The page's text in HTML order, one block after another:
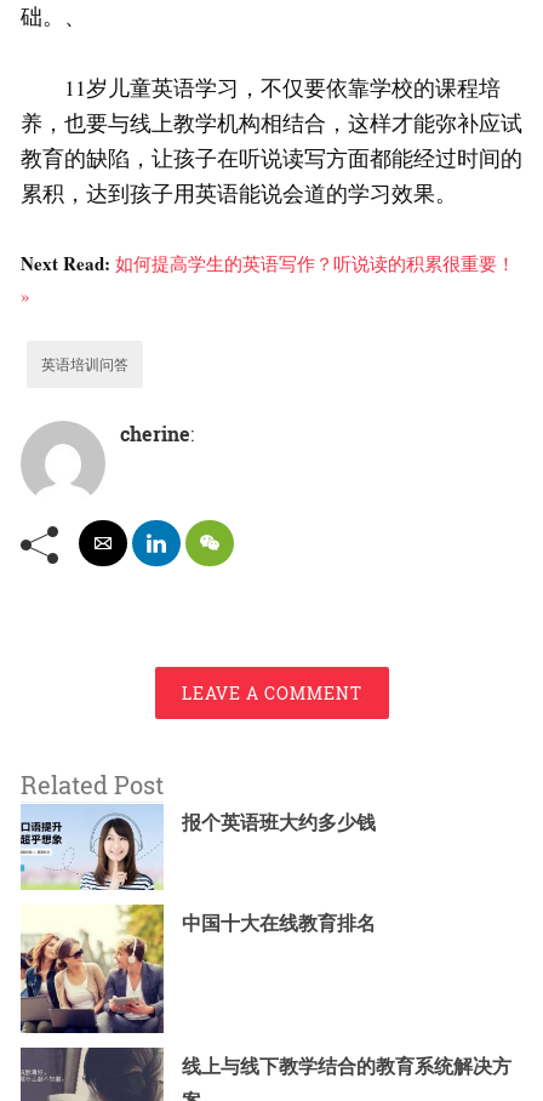
础。、
11岁儿童英语学习，不仅要依靠学校的课程培
养，也要与线上教学机构相结合，这样才能弥补应试
教育的缺陷，让孩子在听说读写方面都能经过时间的
累积，达到孩子用英语能说会道的学习效果。
Next Read: 如何提高学生的英语写作？听说读的积累很重要！
»
英语培训问答
cherine:
LEAVE A COMMENT
Related Post
报个英语班大约多少钱
中国十大在线教育排名
线上与线下教学结合的教育系统解决方